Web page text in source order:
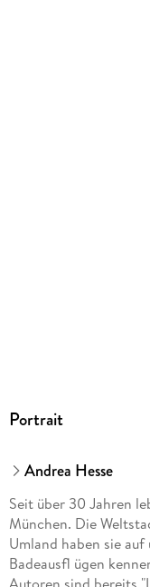
Portrait
Andrea Hesse
Seit über 30 Jahren
München. Die
Umland haben sie
Badeausfl ügen